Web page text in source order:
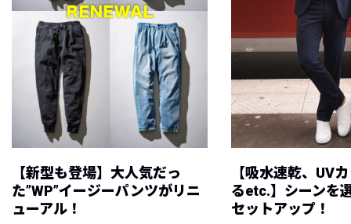
【新型も登場】大人気だっ
た”WP”イージーパンツがリニ
ューアル！
【吸水速乾、UV
るetc.】シーンを
セットアップ！